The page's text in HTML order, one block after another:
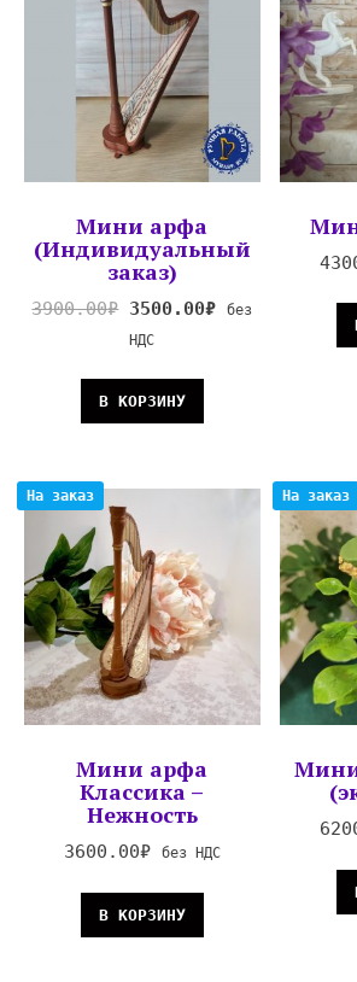
Мини арфа
(Индивидуальный
заказ)
3900.00₽ 3500.00₽
без
НДС
В КОРЗИНУ
На заказ
Мини арфа
Классика –
Нежность
3600.00₽ без НДС
В КОРЗИНУ
На заказ